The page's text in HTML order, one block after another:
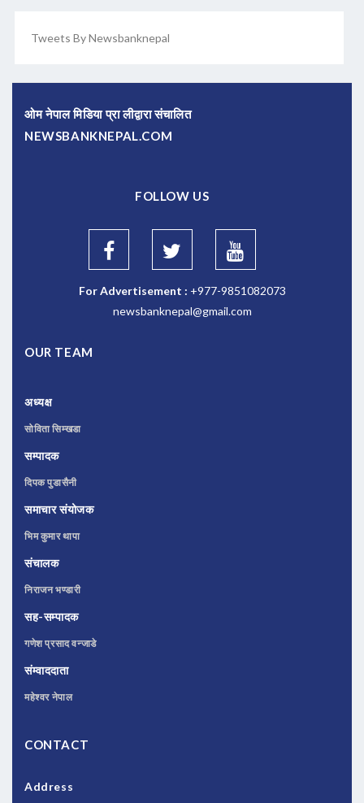
Tweets By Newsbanknepal
ओम नेपाल मिडिया प्रा लीद्वारा संचालित
NEWSBANKNEPAL.COM
FOLLOW US
For Advertisement : +977-9851082073
newsbanknepal@gmail.com
OUR TEAM
अध्यक्ष
सोविता सिम्खडा
सम्पादक
दिपक पुडासैनी
समाचार संयोजक
भिम कुमार थापा
संचालक
निराजन भण्डारी
सह-सम्पादक
गणेश प्रसाद वन्जाडे
संम्वाददाता
महेश्वर नेपाल
CONTACT
Address